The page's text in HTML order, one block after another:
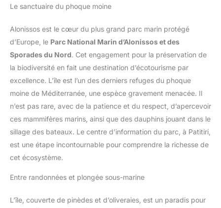
Le sanctuaire du phoque moine
Alonissos est le cœur du plus grand parc marin protégé
d’Europe, le Parc National Marin d’Alonissos et des
Sporades du Nord. Cet engagement pour la préservation de
la biodiversité en fait une destination d’écotourisme par
excellence. L’île est l’un des derniers refuges du phoque
moine de Méditerranée, une espèce gravement menacée. Il
n’est pas rare, avec de la patience et du respect, d’apercevoir
ces mammifères marins, ainsi que des dauphins jouant dans le
sillage des bateaux. Le centre d’information du parc, à Patitiri,
est une étape incontournable pour comprendre la richesse de
cet écosystème.
Entre randonnées et plongée sous-marine
L’île, couverte de pinèdes et d’oliveraies, est un paradis pour